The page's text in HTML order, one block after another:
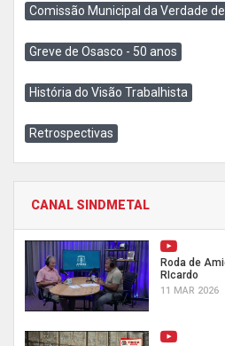
Comissão Municipal da Verdade
Greve de Osasco - 50 anos
História do Visão Trabalhista
Retrospectivas
CANAL SINDMETAL
Roda de
RIcardo
11 MAR 2026